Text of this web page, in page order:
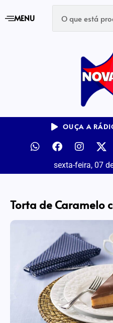
MENU
OUÇA A
sexta-feira, 07
Torta de Caramelo